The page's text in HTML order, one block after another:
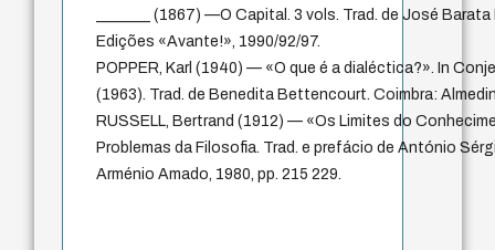
_______ (1867) —O Capital. 3 vols. Trad. de José
Edições «Avante!», 1990/92/97.
POPPER, Karl (1940) — «O que é a dialéctica?». In
(1963). Trad. de Benedita Bettencourt. Coimbra:
RUSSELL, Bertrand (1912) — «Os Limites do
Problemas da Filosofia. Trad. e prefácio de António
Arménio Amado, 1980, pp. 215 229.